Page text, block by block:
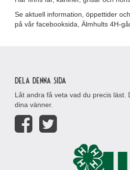
Se aktuell information, öppettider
på vår facebooksida, Älmhults 4H-
Dela denna sida
Låt andra få veta vad du precis läst.
dina vänner.